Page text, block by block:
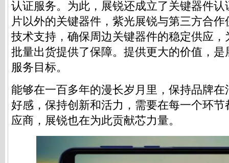
认证服务。为此，展锐还成立了关键器件
片以外的关键器件，紫光展锐与第三方合
技术支持，确保周边关键器件的稳定供应
批量出货提供了保障。提供更大的价值，
服务目标。
能够在一百多年的漫长岁月里，保持品牌
好感，保持创新和活力，需要在每一个环
应商，展锐也在为此贡献芯力量。